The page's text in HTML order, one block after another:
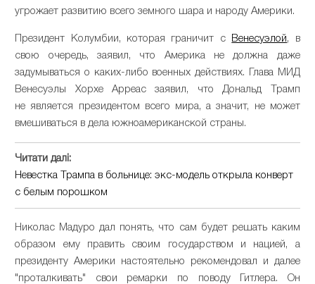
угрожает развитию всего земного шара и народу Америки.
Президент Колумбии, которая граничит с Венесуэлой, в
свою очередь, заявил, что Америка не должна даже
задумываться о каких-либо военных действиях. Глава МИД
Венесуэлы Хорхе Арреас заявил, что Дональд Трамп
не является президентом всего мира, а значит, не может
вмешиваться в дела южноамериканской страны.
Читати далі:
Невестка Трампа в больнице: экс-модель открыла конверт
с белым порошком
Николас Мадуро дал понять, что сам будет решать каким
образом ему править своим государством и нацией, а
президенту Америки настоятельно рекомендовал и далее
"проталкивать" свои ремарки по поводу Гитлера. Он